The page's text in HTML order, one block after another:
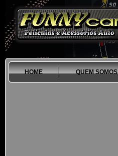
HOME QUEM SOMOS